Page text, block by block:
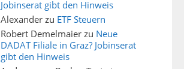
Jobinserat gibt den Hinweis
Alexander zu ETF Steuern
Robert Demelmaier zu Neue
DADAT Filiale in Graz? Jobinserat
gibt den Hinweis